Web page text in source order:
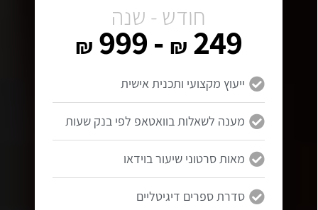
חודש - שנה
249
₪
- 999
₪
ייעוץ מקצועי ותכנית אישית
מענה לשאלות בוואטאפ לפי בנק שעות
מאות סרטוני שיעור בוידאו
סדרת ספרים דיגיטליים